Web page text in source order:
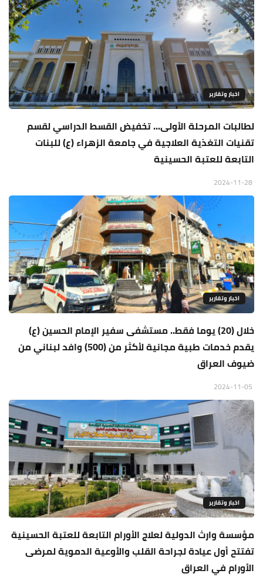
اخبار وتقارير
لطالبات المرحلة الأولى... تخفيض القسط الدراسي لقسم
تقنيات التغذية العلاجية في جامعة الزهراء (ع) للبنات
التابعة للعتبة الحسينية
اخبار وتقارير
خلال (20) يوما فقط.. مستشفى سفير الإمام الحسين (ع)
يقدم خدمات طبية مجانية لأكثر من (500) وافد لبناني من
ضيوف العراق
اخبار وتقارير
مؤسسة وارث الدولية لعلاج الأورام التابعة للعتبة الحسينية
تفتتح أول عيادة لجراحة القلب والأوعية الدموية لمرضى
الأورام في العراق